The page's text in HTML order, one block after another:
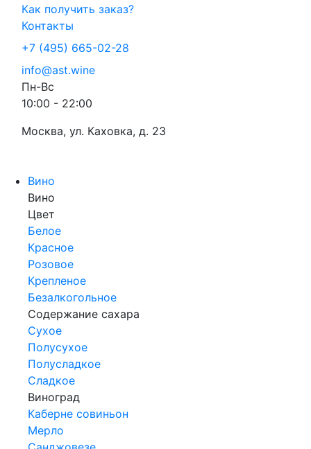
Как получить заказ?
Контакты
+7 (495) 665-02-28
info@ast.wine
Пн-Вс
10:00 - 22:00
Москва, ул. Каховка, д. 23
Вино
Вино
Цвет
Белое
Красное
Розовое
Крепленое
Безалкогольное
Содержание сахара
Сухое
Полусухое
Полусладкое
Сладкое
Виноград
Каберне совиньон
Мерло